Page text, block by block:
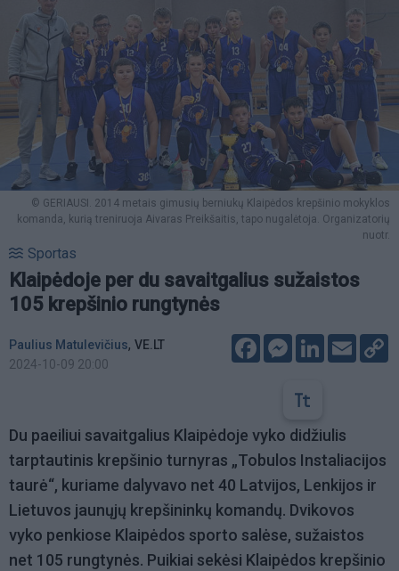
© GERIAUSI. 2014 metais gimusių berniukų Klaipėdos krepšinio mokyklos
komanda, kurią treniruoja Aivaras Preikšaitis, tapo nugalėtoja. Organizatorių
nuotr.
Sportas
Klaipėdoje per du savaitgalius sužaistos
105 krepšinio rungtynės
Paulius Matulevičius, VE.LT
2024-10-09 20:00
FacebookMessenger
LinkedIn
Email
Du paeiliui savaitgalius Klaipėdoje vyko didžiulis
tarptautinis krepšinio turnyras „Tobulos Instaliacijos
taurė“, kuriame dalyvavo net 40 Latvijos, Lenkijos ir
Lietuvos jaunųjų krepšininkų komandų. Dvikovos
vyko penkiose Klaipėdos sporto salėse, sužaistos
net 105 rungtynės. Puikiai sekėsi Klaipėdos krepšinio